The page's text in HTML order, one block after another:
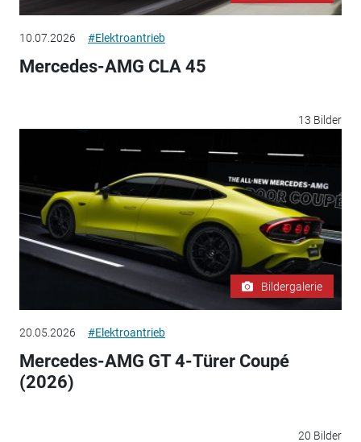
10.07.2026 #Elektroantrieb
Mercedes-AMG CLA 45
13 Bilder
Bildergalerie
20.05.2026 #Elektroantrieb
Mercedes-AMG GT 4-Türer Coupé
(2026)
20 Bilder